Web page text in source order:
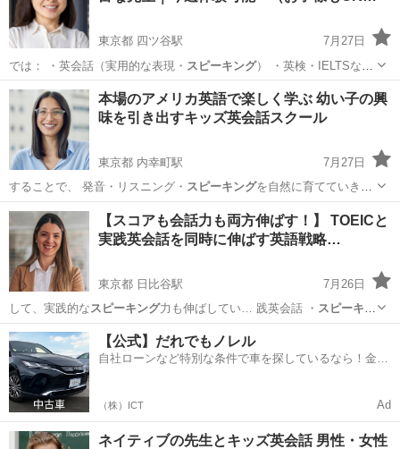
東京都 四ツ谷駅
7月27日
では： ・英会話（実用的な表現・ スピーキング） ・英検・IELTSなど
の試験…
東京 港区 四ツ谷駅 英会話 IELTS
本場のアメリカ英語で楽しく学ぶ 幼い子の興
味を引き出すキッズ英会話スクール
東京都 内幸町駅
7月27日
することで、 発音・リスニング・ スピーキングを自然に育てていきま
す。 ネ…
東京 千代田区 内幸町駅 英語/基礎英語 興味
【スコアも会話力も両方伸ばす！】 TOEICと
実践英会話を同時に伸ばす英語戦略…
東京都 日比谷駅
7月26日
して、実践的なスピーキング力も伸ばしてい… 践英会話 ・ スピーキン
グ／アウトプット…
東京 千代田区 日比谷駅 TOEIC(R)テスト
【公式】だれでもノレル
自社ローンなど特別な条件で車を探しているなら！金利
（株）ICT Ad
ネイティブの先生とキッズ英会話 男性・女性